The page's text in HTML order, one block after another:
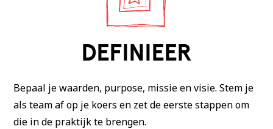
DEFINIEER
Bepaal je waarden, purpose, missie en visie. Stem je
als team af op je koers en zet de eerste stappen om
die in de praktijk te brengen.